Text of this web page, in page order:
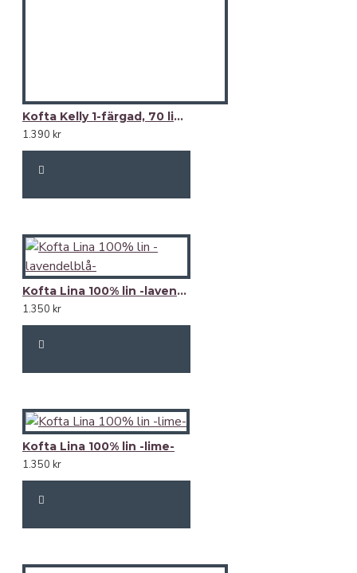
Kofta Kelly 1-färgad, 70 lin/30 ecobomull
1.390 kr
Kofta Lina 100% lin -lavendelblå-
1.350 kr
Kofta Lina 100% lin -lime-
1.350 kr